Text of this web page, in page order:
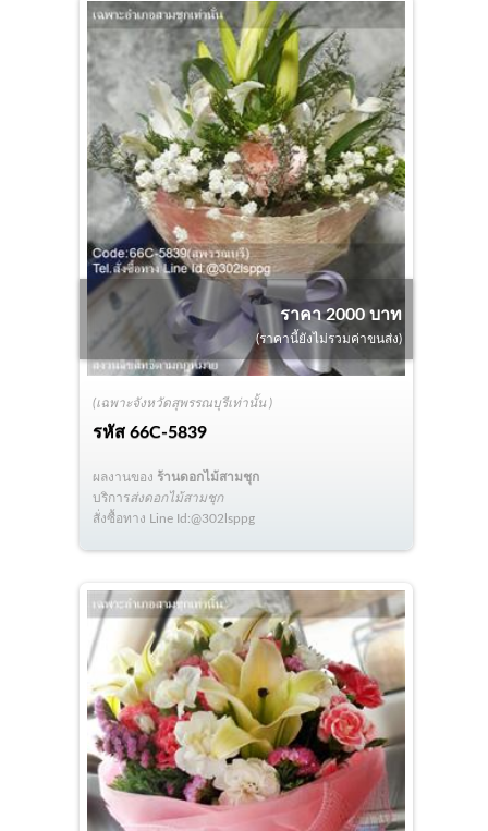
(เฉพาะจังหวัดสุพรรณบุรีเท่านั้น )
รหัส66C-5839
ราคา 2000 บาท
(ราคานี้ยังไม่รวมค่าขนส่ง)
ผลงานของ ร้านดอกไม้สามชุก
บริการส่งดอกไม้สามชุก
สั่งซื้อทาง Line Id:@302lsppg